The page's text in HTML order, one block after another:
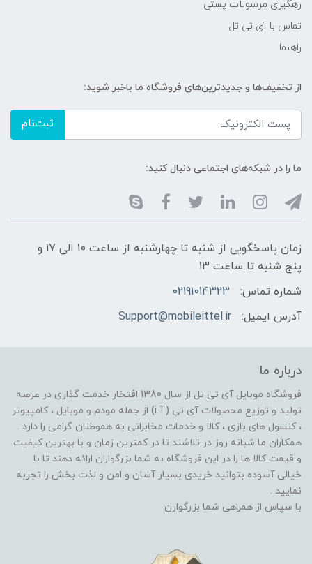
رهگیری مرسولات پستی
تماس با آی تی تل
راهنما
از تخفیف‌ها و جدیدترین‌های فروشگاه ما باخبر شوید:
ثبت‌نام
ما را در شبکه‌های اجتماعی دنبال کنید:
زمان پاسخگویی از شنبه تا چهارشنبه از ساعت 10 الی 17 و
پنج شنبه تا ساعت 13
شماره تماس:
02191014323
آدرس ایمیل:
Support@mobileittel.ir
درباره ما
فروشگاه موبایل آی تی تل از سال 1380 افتخار خدمت گذاری در عرصه
تولید و توزیع محصولات آی تی (i.T) از جمله مودم و موبایل ، کامپیوتر
، کنسول های بازی ، کالا و خدمات مخابراتی به هموطنان گرامی را دارد .
همکاران ما شبانه روز در تلاشند تا در کمترین زمان و با بهترین کیفیت
و قیمت کالا ها را در این فروشگاه به شما بزرگواران ارائه دهند تا با
خیالی آسوده بتوانید خریدی بسیار آسان و امن و لذت بخش را تجربه
نمایید .
با سپاس از همراهی شما بزرگوارن